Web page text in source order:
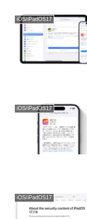
iOS/iPadOS17
iOS/iPadOS17
iOS/iPadOS17